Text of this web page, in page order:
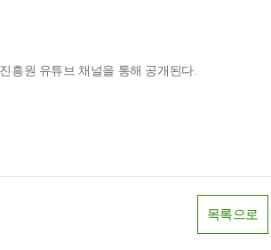
흥원 유튜브 채널을 통해 공개된다.
목록으로